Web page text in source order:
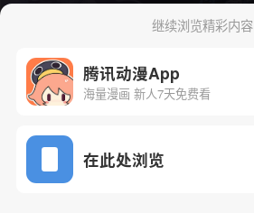
继续浏览精彩内容
腾讯动漫App
海量漫画 新人7天免费看
在此处浏览